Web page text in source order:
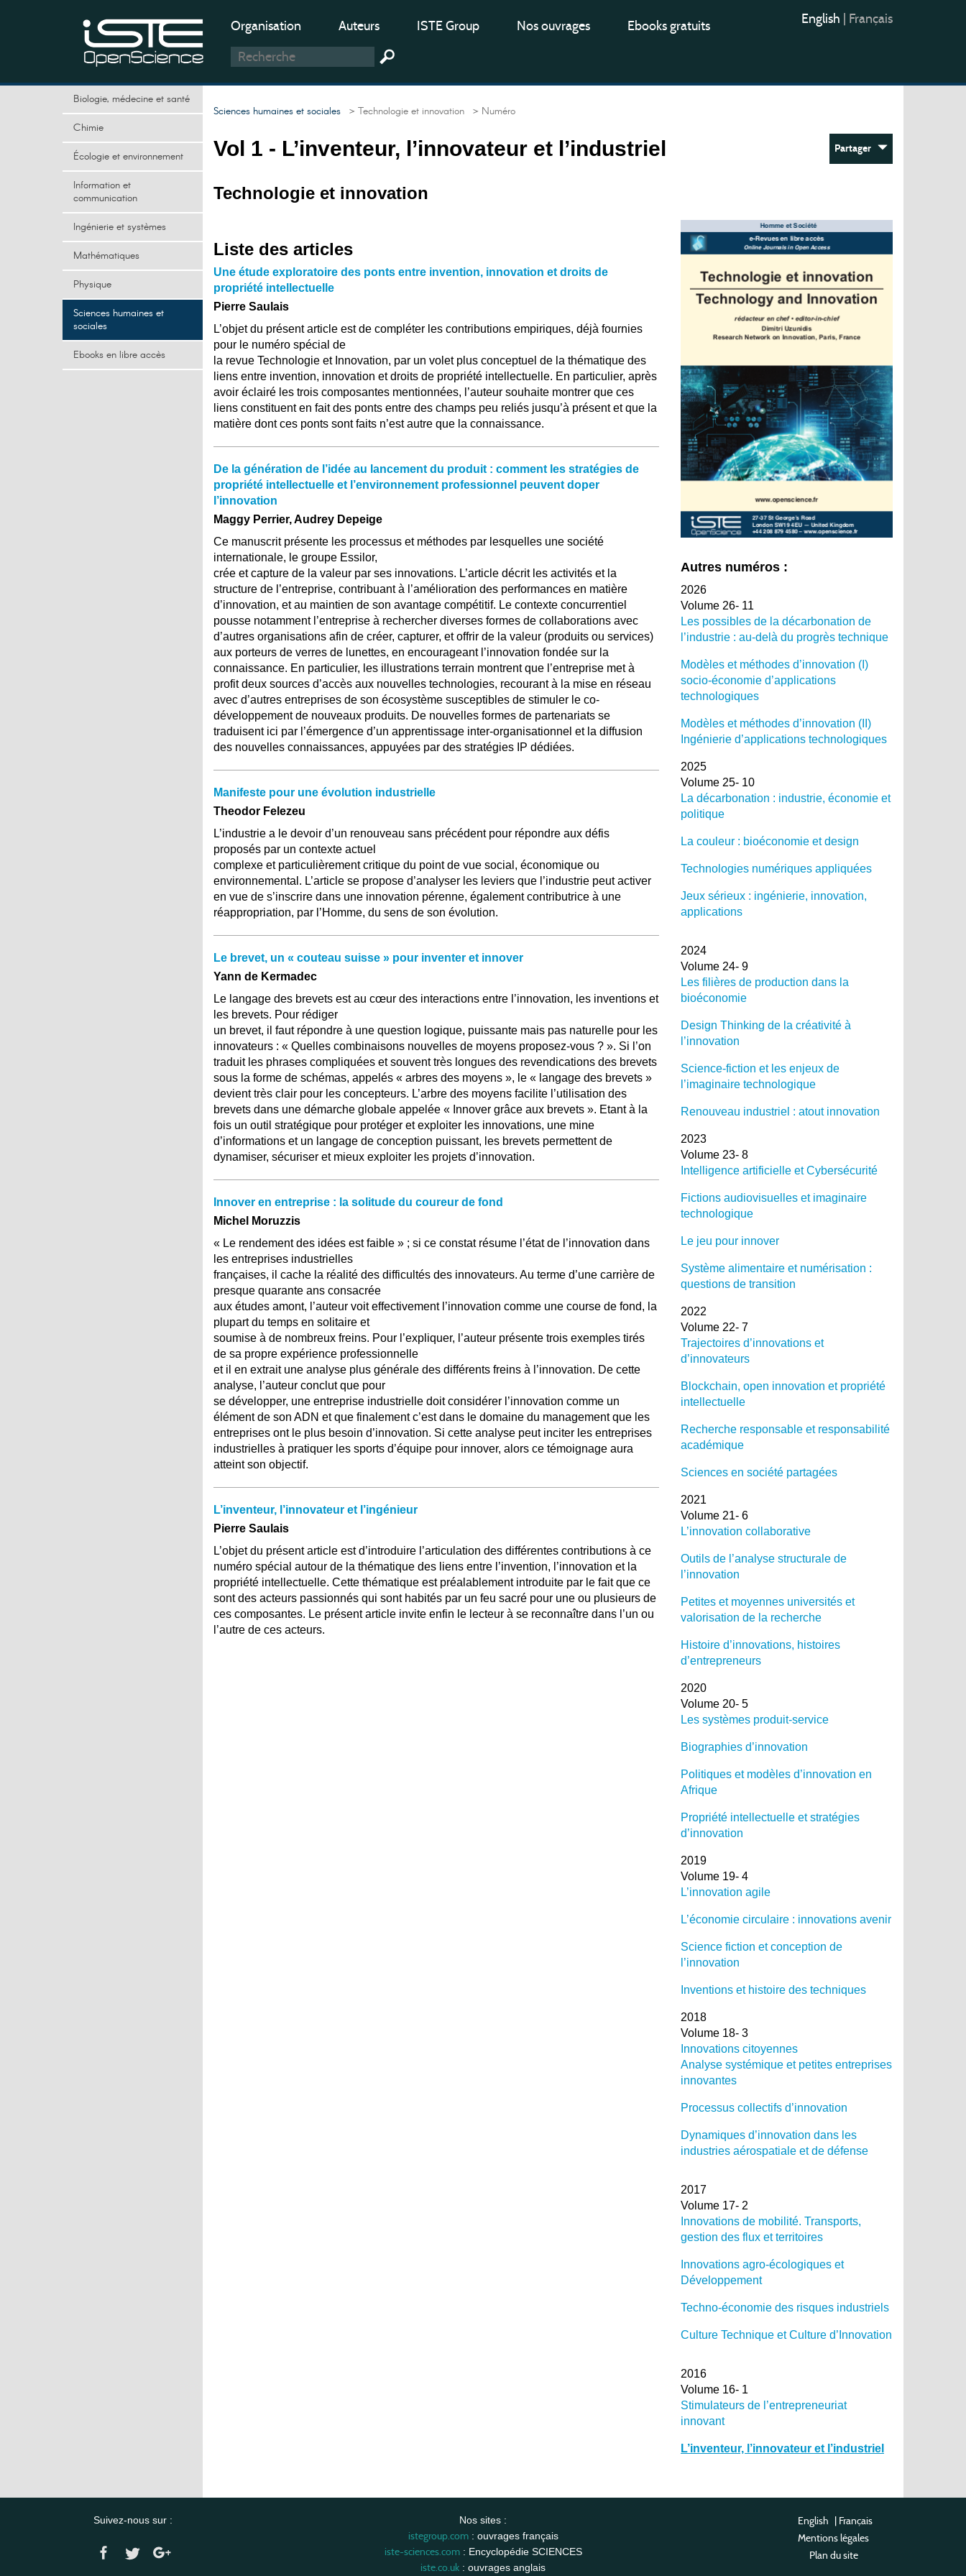
Organisation Auteurs ISTE Group Nos ouvrages Ebooks gratuits English Français
Biologie, médecine et santé
Chimie
Écologie et environnement
Information et
communication
Ingénierie et systèmes
Mathématiques
Physique
Sciences humaines et
sociales
Ebooks en libre accès
Sciences humaines et sociales > Technologie et innovation > Numéro
Vol 1 - L’inventeur, l’innovateur et l’industriel
Technologie et innovation
Partager
Liste des articles
Une étude exploratoire des ponts entre invention, innovation et droits de
propriété intellectuelle
Pierre Saulais
L’objet du présent article est de compléter les contributions empiriques, déjà fournies
pour le numéro spécial de
la revue Technologie et Innovation, par un volet plus conceptuel de la thématique des
liens entre invention, innovation et droits de propriété intellectuelle. En particulier, après
avoir éclairé les trois composantes mentionnées, l’auteur souhaite montrer que ces
liens constituent en fait des ponts entre des champs peu reliés jusqu’à présent et que la
matière dont ces ponts sont faits n’est autre que la connaissance.
De la génération de l’idée au lancement du produit : comment les stratégies de
propriété intellectuelle et l’environnement professionnel peuvent doper
l’innovation
Maggy Perrier, Audrey Depeige
Ce manuscrit présente les processus et méthodes par lesquelles une société
internationale, le groupe Essilor,
crée et capture de la valeur par ses innovations. L’article décrit les activités et la
structure de l’entreprise, contribuant à l’amélioration des performances en matière
d’innovation, et au maintien de son avantage compétitif. Le contexte concurrentiel
pousse notamment l’entreprise à rechercher diverses formes de collaborations avec
d’autres organisations afin de créer, capturer, et offrir de la valeur (produits ou services)
aux porteurs de verres de lunettes, en encourageant l’innovation fondée sur la
connaissance. En particulier, les illustrations terrain montrent que l’entreprise met à
profit deux sources d’accès aux nouvelles technologies, recourant à la mise en réseau
avec d’autres entreprises de son écosystème susceptibles de stimuler le co-
développement de nouveaux produits. De nouvelles formes de partenariats se
traduisent ici par l’émergence d’un apprentissage inter-organisationnel et la diffusion
des nouvelles connaissances, appuyées par des stratégies IP dédiées.
Manifeste pour une évolution industrielle
Theodor Felezeu
L’industrie a le devoir d’un renouveau sans précédent pour répondre aux défis
proposés par un contexte actuel
complexe et particulièrement critique du point de vue social, économique ou
environnemental. L’article se propose d’analyser les leviers que l’industrie peut activer
en vue de s’inscrire dans une innovation pérenne, également contributrice à une
réappropriation, par l’Homme, du sens de son évolution.
Le brevet, un « couteau suisse » pour inventer et innover
Yann de Kermadec
Le langage des brevets est au cœur des interactions entre l’innovation, les inventions et
les brevets. Pour rédiger
un brevet, il faut répondre à une question logique, puissante mais pas naturelle pour les
innovateurs : « Quelles combinaisons nouvelles de moyens proposez-vous ? ». Si l’on
traduit les phrases compliquées et souvent très longues des revendications des brevets
sous la forme de schémas, appelés « arbres des moyens », le « langage des brevets »
devient très clair pour les concepteurs. L’arbre des moyens facilite l’utilisation des
brevets dans une démarche globale appelée « Innover grâce aux brevets ». Etant à la
fois un outil stratégique pour protéger et exploiter les innovations, une mine
d’informations et un langage de conception puissant, les brevets permettent de
dynamiser, sécuriser et mieux exploiter les projets d’innovation.
Innover en entreprise : la solitude du coureur de fond
Michel Moruzzis
« Le rendement des idées est faible » ; si ce constat résume l’état de l’innovation dans
les entreprises industrielles
françaises, il cache la réalité des difficultés des innovateurs. Au terme d’une carrière de
presque quarante ans consacrée
aux études amont, l’auteur voit effectivement l’innovation comme une course de fond, la
plupart du temps en solitaire et
soumise à de nombreux freins. Pour l’expliquer, l’auteur présente trois exemples tirés
de sa propre expérience professionnelle
et il en extrait une analyse plus générale des différents freins à l’innovation. De cette
analyse, l’auteur conclut que pour
se développer, une entreprise industrielle doit considérer l’innovation comme un
élément de son ADN et que finalement c’est dans le domaine du management que les
entreprises ont le plus besoin d’innovation. Si cette analyse peut inciter les entreprises
industrielles à pratiquer les sports d’équipe pour innover, alors ce témoignage aura
atteint son objectif.
L’inventeur, l’innovateur et l’ingénieur
Pierre Saulais
L’objet du présent article est d’introduire l’articulation des différentes contributions à ce
numéro spécial autour de la thématique des liens entre l’invention, l’innovation et la
propriété intellectuelle. Cette thématique est préalablement introduite par le fait que ce
sont des acteurs passionnés qui sont habités par un feu sacré pour une ou plusieurs de
ces composantes. Le présent article invite enfin le lecteur à se reconnaître dans l’un ou
l’autre de ces acteurs.
Autres numéros :
2026
Volume 26- 11
Les possibles de la décarbonation de
l’industrie : au-delà du progrès technique
Modèles et méthodes d’innovation (I)
socio-économie d’applications
technologiques
Modèles et méthodes d’innovation (II)
Ingénierie d’applications technologiques
2025
Volume 25- 10
La décarbonation : industrie, économie et
politique
La couleur : bioéconomie et design
Technologies numériques appliquées
Jeux sérieux : ingénierie, innovation,
applications
2024
Volume 24- 9
Les filières de production dans la
bioéconomie
Design Thinking de la créativité à
l’innovation
Science-fiction et les enjeux de
l’imaginaire technologique
Renouveau industriel : atout innovation
2023
Volume 23- 8
Intelligence artificielle et Cybersécurité
Fictions audiovisuelles et imaginaire
technologique
Le jeu pour innover
Système alimentaire et numérisation :
questions de transition
2022
Volume 22- 7
Trajectoires d’innovations et
d’innovateurs
Blockchain, open innovation et propriété
intellectuelle
Recherche responsable et responsabilité
académique
Sciences en société partagées
2021
Volume 21- 6
L’innovation collaborative
Outils de l’analyse structurale de
l’innovation
Petites et moyennes universités et
valorisation de la recherche
Histoire d’innovations, histoires
d’entrepreneurs
2020
Volume 20- 5
Les systèmes produit-service
Biographies d’innovation
Politiques et modèles d’innovation en
Afrique
Propriété intellectuelle et stratégies
d’innovation
2019
Volume 19- 4
L’innovation agile
L’économie circulaire : innovations avenir
Science fiction et conception de
l’innovation
Inventions et histoire des techniques
2018
Volume 18- 3
Innovations citoyennes
Analyse systémique et petites entreprises
innovantes
Processus collectifs d’innovation
Dynamiques d’innovation dans les
industries aérospatiale et de défense
2017
Volume 17- 2
Innovations de mobilité. Transports,
gestion des flux et territoires
Innovations agro-écologiques et
Développement
Techno-économie des risques industriels
Culture Technique et Culture d’Innovation
2016
Volume 16- 1
Stimulateurs de l’entrepreneuriat
innovant
L’inventeur, l’innovateur et l’industriel
Suivez-nous sur : Nos sites :
istegroup.com: ouvrages français
iste-sciences.com: Encyclopédie SCIENCES
iste.co.uk : ouvrages anglais
English
Français
Mentions légales
Plan du site